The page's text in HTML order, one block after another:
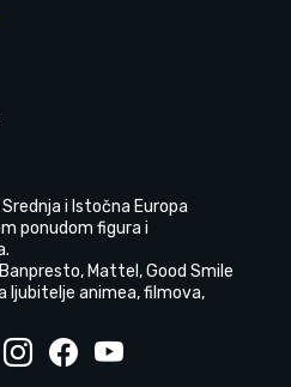
i Istočna Europa
ponudom figura i
Mattel, Good Smile
ljubitelje animea, filmova,